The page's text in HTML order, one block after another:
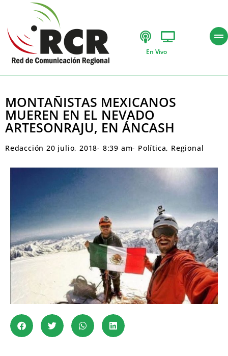
En Vivo
MONTAÑISTAS MEXICANOS
MUEREN EN EL NEVADO
ARTESONRAJU, EN ÁNCASH
Redacción 20 julio, 2018- 8:39 am- Política, Regional